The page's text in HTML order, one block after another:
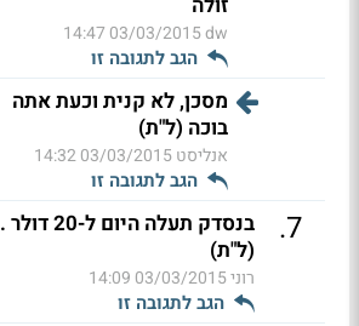
dw
03/03/2015 14:47
הגב לתגובה זו
מסכן, לא קנית וכעת אתה
בוכה (ל"ת)
אנליסט03/03/2015 14:32
הגב לתגובה זו
7
.
בנסדק תעלה היום ל-20 דולר .
(ל"ת)
רוני03/03/2015 14:09
הגב לתגובה זו